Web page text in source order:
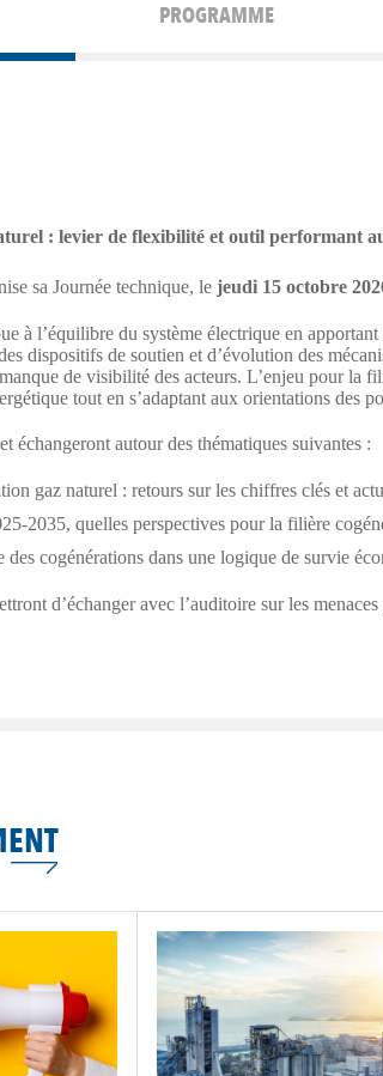
PROGRAMME
: levier de flexibilité et outil performant
sa Journée technique, le jeudi 15 octobre
à l’équilibre du système électrique en
dispositifs de soutien et d’évolution des
de visibilité des acteurs. L’enjeu pour la
tout en s’adaptant aux orientations des
échangeront autour des thématiques suivantes :
gaz naturel : retours sur les chiffres clés et
2035, quelles perspectives pour la filière
cogénérations dans une logique de survie
d’échanger avec l’auditoire sur les